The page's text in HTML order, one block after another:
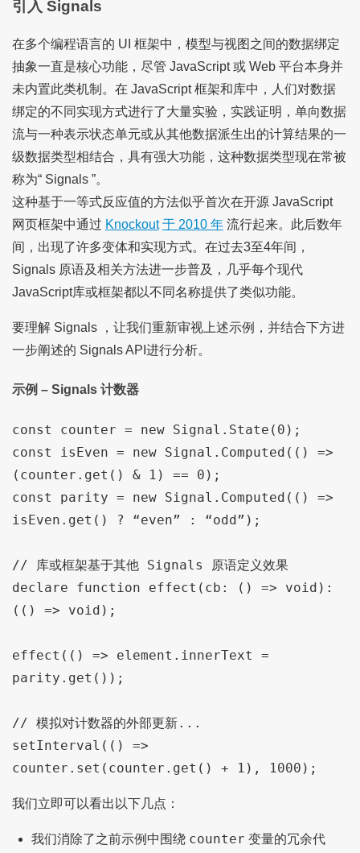
引入 Signals
在多个编程语言的 UI 框架中，模型与视图之间的数据绑定
抽象一直是核心功能，尽管 JavaScript 或 Web 平台本身并
未内置此类机制。在 JavaScript 框架和库中，人们对数据
绑定的不同实现方式进行了大量实验，实践证明，单向数据
流与一种表示状态单元或从其他数据派生出的计算结果的一
级数据类型相结合，具有强大功能，这种数据类型现在常被
称为“ Signals ”。
这种基于一等式反应值的方法似乎首次在开源 JavaScript
网页框架中通过 Knockout 于 2010 年流行起来。此后数年
间，出现了许多变体和实现方式。在过去3至4年间，
Signals 原语及相关方法进一步普及，几乎每个现代
JavaScript库或框架都以不同名称提供了类似功能。
要理解 Signals ，让我们重新审视上述示例，并结合下方进
一步阐述的 Signals API进行分析。
示例 – Signals 计数器
const counter = new Signal.State(0);
const isEven = new Signal.Computed(() =>
(counter.get() & 1) == 0);
const parity = new Signal.Computed(() =>
isEven.get() ? “even” : “odd”);
// 库或框架基于其他 Signals 原语定义效果
declare function effect(cb: () => void):
(() => void);
effect(() => element.innerText =
parity.get());
// 模拟对计数器的外部更新...
setInterval(() =>
我们立即可以看出以下几点：
我们消除了之前示例中围绕 counter 变量的冗余代